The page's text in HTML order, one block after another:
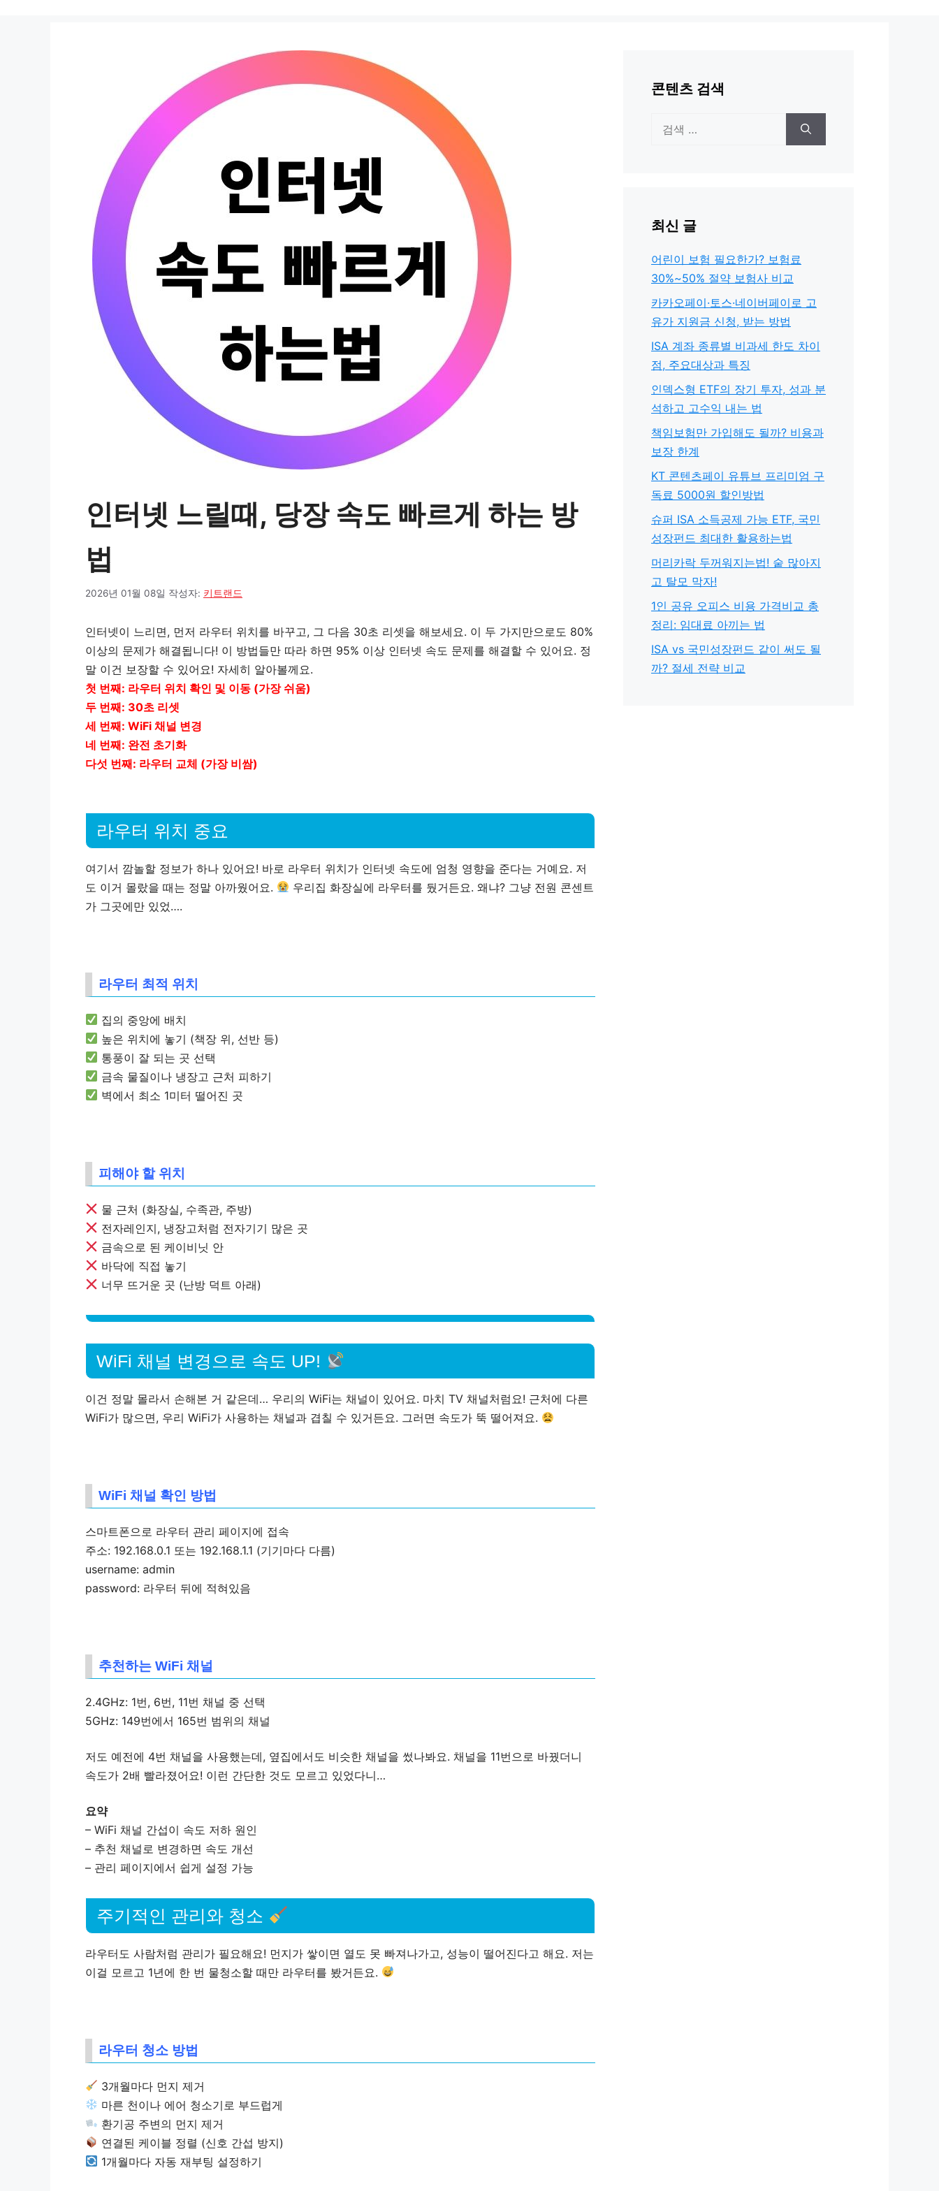
인터넷 느릴때, 당장 속도 빠르게 하는 방
법
2026년 01월 08일 작성자: 키트랜드
인터넷이 느리면, 먼저 라우터 위치를 바꾸고, 그 다음 30초 리셋을 해보세요. 이 두 가지만으로도 80%
이상의 문제가 해결됩니다! 이 방법들만 따라 하면 95% 이상 인터넷 속도 문제를 해결할 수 있어요. 정
말 이건 보장할 수 있어요! 자세히 알아볼께요.
첫 번째: 라우터 위치 확인 및 이동 (가장 쉬움)
두 번째: 30초 리셋
세 번째: WiFi 채널 변경
네 번째: 완전 초기화
다섯 번째: 라우터 교체 (가장 비쌈)
라우터 위치 중요
여기서 깜놀할 정보가 하나 있어요! 바로 라우터 위치가 인터넷 속도에 엄청 영향을 준다는 거예요. 저
도 이거 몰랐을 때는 정말 아까웠어요.
우리집 화장실에 라우터를 뒀거든요. 왜냐? 그냥 전원 콘센트
가 그곳에만 있었….
라우터 최적 위치
집의 중앙에 배치
높은 위치에 놓기 (책장 위, 선반 등)
통풍이 잘 되는 곳 선택
금속 물질이나 냉장고 근처 피하기
벽에서 최소 1미터 떨어진 곳
피해야 할 위치
물 근처 (화장실, 수족관, 주방)
전자레인지, 냉장고처럼 전자기기 많은 곳
금속으로 된 케이비닛 안
바닥에 직접 놓기
너무 뜨거운 곳 (난방 덕트 아래)
WiFi 채널 변경으로 속도 UP!
이건 정말 몰라서 손해본 거 같은데… 우리의 WiFi는 채널이 있어요. 마치 TV 채널처럼요! 근처에 다른
WiFi가 많으면, 우리 WiFi가 사용하는 채널과 겹칠 수 있거든요. 그러면 속도가 뚝 떨어져요.
WiFi 채널 확인 방법
스마트폰으로 라우터 관리 페이지에 접속
주소: 192.168.0.1 또는 192.168.1.1 (기기마다 다름)
username: admin
password: 라우터 뒤에 적혀있음
추천하는 WiFi 채널
2.4GHz: 1번, 6번, 11번 채널 중 선택
5GHz: 149번에서 165번 범위의 채널
저도 예전에 4번 채널을 사용했는데, 옆집에서도 비슷한 채널을 썼나봐요. 채널을 11번으로 바꿨더니
속도가 2배 빨라졌어요! 이런 간단한 것도 모르고 있었다니…
요약
– WiFi 채널 간섭이 속도 저하 원인
– 추천 채널로 변경하면 속도 개선
– 관리 페이지에서 쉽게 설정 가능
주기적인 관리와 청소
라우터도 사람처럼 관리가 필요해요! 먼지가 쌓이면 열도 못 빠져나가고, 성능이 떨어진다고 해요. 저는
이걸 모르고 1년에 한 번 물청소할 때만 라우터를 봤거든요.
라우터 청소 방법
3개월마다 먼지 제거
마른 천이나 에어 청소기로 부드럽게
환기공 주변의 먼지 제거
연결된 케이블 정렬 (신호 간섭 방지)
1개월마다 자동 재부팅 설정하기
콘텐츠 검색
최신 글
어린이 보험 필요한가? 보험료
30%~50% 절약 보험사 비교
카카오페이·토스·네이버페이로 고
유가 지원금 신청, 받는 방법
ISA 계좌 종류별 비과세 한도 차이
점, 주요대상과 특징
인덱스형 ETF의 장기 투자, 성과 분
석하고 고수익 내는 법
책임보험만 가입해도 될까? 비용과
보장 한계
KT 콘텐츠페이 유튜브 프리미엄 구
독료 5000원 할인방법
슈퍼 ISA 소득공제 가능 ETF, 국민
성장펀드 최대한 활용하는법
머리카락 두꺼워지는법! 숱 많아지
고 탈모 막자!
1인 공유 오피스 비용 가격비교 총
정리: 임대료 아끼는 법
ISA vs 국민성장펀드 같이 써도 될
까? 절세 전략 비교